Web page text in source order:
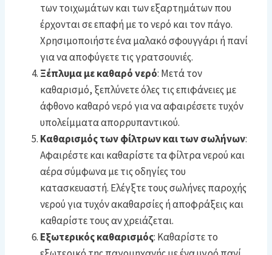
των τοιχωμάτων και των εξαρτημάτων που
έρχονται σε επαφή με το νερό και τον πάγο.
Χρησιμοποιήστε ένα μαλακό σφουγγάρι ή πανί
για να αποφύγετε τις γρατσουνιές.
Ξέπλυμα με καθαρό νερό: Μετά τον
καθαρισμό, ξεπλύνετε όλες τις επιφάνειες με
άφθονο καθαρό νερό για να αφαιρέσετε τυχόν
υπολείμματα απορρυπαντικού.
Καθαρισμός των φίλτρων και των σωλήνων:
Αφαιρέστε και καθαρίστε τα φίλτρα νερού και
αέρα σύμφωνα με τις οδηγίες του
κατασκευαστή. Ελέγξτε τους σωλήνες παροχής
νερού για τυχόν ακαθαρσίες ή αποφράξεις και
καθαρίστε τους αν χρειάζεται.
Εξωτερικός καθαρισμός: Καθαρίστε το